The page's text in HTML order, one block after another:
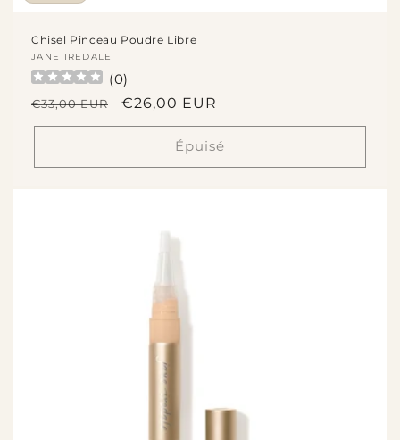
Chisel Pinceau Poudre Libre
Fournisseur :
JANE IREDALE
(0)
Prix
habituel
€33,00 EUR
Prix
promotionnel
€26,00 EUR
Épuisé